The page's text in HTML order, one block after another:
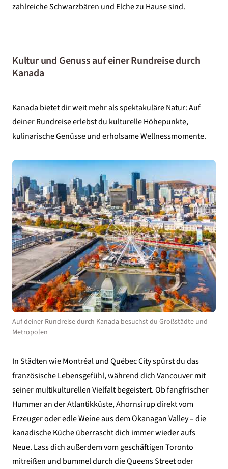
zahlreiche Schwarzbären und Elche zu Hause sind.
Kultur und Genuss auf einer Rundreise durch
Kanada
Kanada bietet dir weit mehr als spektakuläre Natur: Auf
deiner Rundreise erlebst du kulturelle Höhepunkte,
kulinarische Genüsse und erholsame Wellnessmomente.
Auf deiner Rundreise durch Kanada besuchst du Großstädte und
Metropolen
In Städten wie Montréal und Québec City spürst du das
französische Lebensgefühl, während dich Vancouver mit
seiner multikulturellen Vielfalt begeistert. Ob fangfrischer
Hummer an der Atlantikküste, Ahornsirup direkt vom
Erzeuger oder edle Weine aus dem Okanagan Valley – die
kanadische Küche überrascht dich immer wieder aufs
Neue. Lass dich außerdem vom geschäftigen Toronto
mitreißen und bummel durch die Queens Street oder